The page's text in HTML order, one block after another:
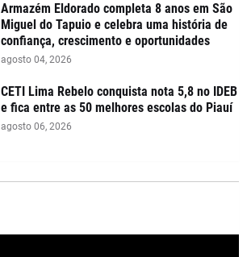
Armazém Eldorado completa 8 anos em São
Miguel do Tapuio e celebra uma história de
confiança, crescimento e oportunidades
agosto 04, 2026
CETI Lima Rebelo conquista nota 5,8 no IDEB
e fica entre as 50 melhores escolas do Piauí
agosto 06, 2026